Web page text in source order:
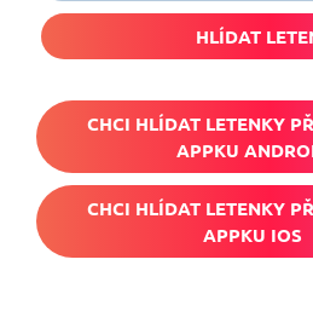
HLÍDAT
CHCI HLÍDAT LETENKY
APPKU
CHCI HLÍDAT LETENKY
APPKU IOS